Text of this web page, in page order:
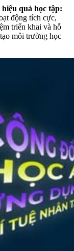
quả học tập:
động tích cực,
triển khai và hỗ
môi trường học